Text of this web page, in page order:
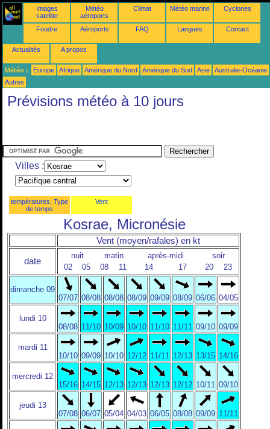
Images
satellite
Météo
aéroports
Climat Météo marine Cyclones
Foudre Aéroports FAQ Langues Contact
Actualités A propos
Météo : Europe Afrique Amérique du Nord Amérique du Sud Asie
Australie-Océanie
Autres
Prévisions météo à 10 jours
Villes :
températures, Type
de temps
Vent
Kosrae, Micronésie
Vent (moyen/rafales) en kt
date
nuit matin après-midi
soir
02
05 08 11 14 17 20 23
dimanche 09
07/07 08/08 08/08 08/09 09/09 08/09 06/06 04/05
lundi 10
08/08 11/10 10/09 10/10 11/10 11/11 09/10 09/09
mardi 11
10/10 09/09 10/10 12/12 11/11 12/13 13/15 14/16
mercredi 12
15/16 14/15 12/13 12/13 12/13 12/12 10/11 09/10
jeudi 13
07/08 06/07 05/04 04/03 06/05 08/08 09/09 11/11